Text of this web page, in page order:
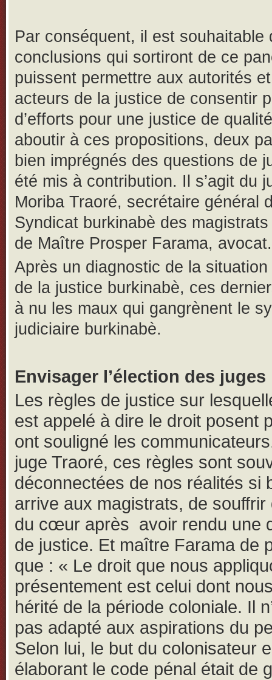
Par conséquent, il est souhaitable
conclusions qui sortiront de ce
puissent permettre aux autorités
acteurs de la justice de consentir
d’efforts pour une justice de
aboutir à ces propositions, deux
bien imprégnés des questions de
été mis à contribution. Il s’agit du
Moriba Traoré, secrétaire général
Syndicat burkinabè des
de Maître Prosper Farama, avocat.
Après un diagnostic de la
de la justice burkinabè, ces
à nu les maux qui gangrènent le
judiciaire burkinabè.
Envisager l’élection des juges
Les règles de justice sur
est appelé à dire le droit posent
ont souligné les
juge Traoré, ces règles sont
déconnectées de nos réalités si
arrive aux magistrats, de souffrir
du cœur après avoir rendu une
de justice. Et maître Farama de
que : « Le droit que nous
présentement est celui dont
hérité de la période coloniale. Il
pas adapté aux aspirations du
Selon lui, le but du colonisateur
élaborant le code pénal était de